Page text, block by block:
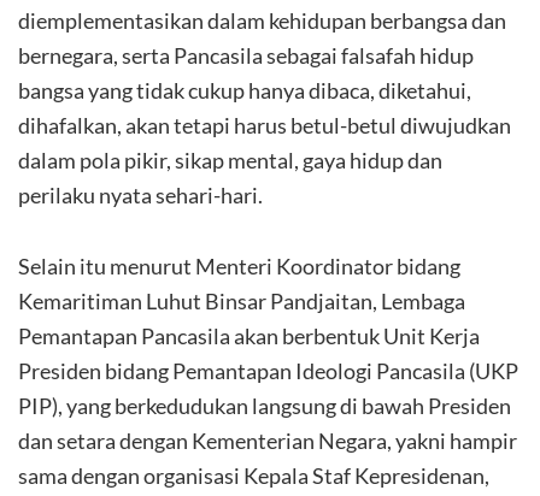
diemplementasikan dalam kehidupan berbangsa dan
bernegara, serta Pancasila sebagai falsafah hidup
bangsa yang tidak cukup hanya dibaca, diketahui,
dihafalkan, akan tetapi harus betul-betul diwujudkan
dalam pola pikir, sikap mental, gaya hidup dan
perilaku nyata sehari-hari.
Selain itu menurut Menteri Koordinator bidang
Kemaritiman Luhut Binsar Pandjaitan, Lembaga
Pemantapan Pancasila akan berbentuk Unit Kerja
Presiden bidang Pemantapan Ideologi Pancasila (UKP
PIP), yang berkedudukan langsung di bawah Presiden
dan setara dengan Kementerian Negara, yakni hampir
sama dengan organisasi Kepala Staf Kepresidenan,